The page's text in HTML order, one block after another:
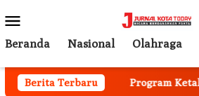
ke
kontenMobile
Beranda Nasional Olahraga
Berita Terbaru
Berjalan Program